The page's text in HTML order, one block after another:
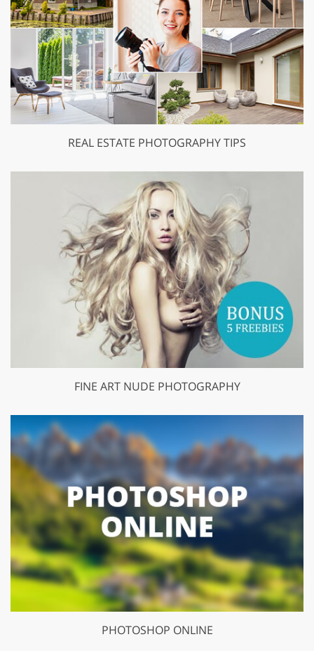
REAL ESTATE PHOTOGRAPHY TIPS
FINE ART NUDE PHOTOGRAPHY
PHOTOSHOP ONLINE